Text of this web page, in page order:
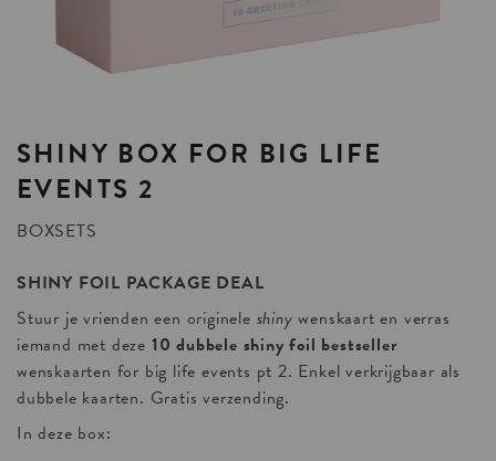
SHINY BOX FOR BIG LIFE
EVENTS 2
BOXSETS
SHINY FOIL PACKAGE DEAL
Stuur je vrienden een originele shiny wenskaart en verras
iemand met deze 10 dubbele shiny foil bestseller
wenskaarten for big life events pt 2. Enkel verkrijgbaar als
dubbele kaarten. Gratis verzending.
In deze box: